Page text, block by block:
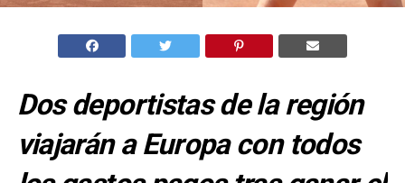
Dos deportistas de la región
viajarán a Europa con todos